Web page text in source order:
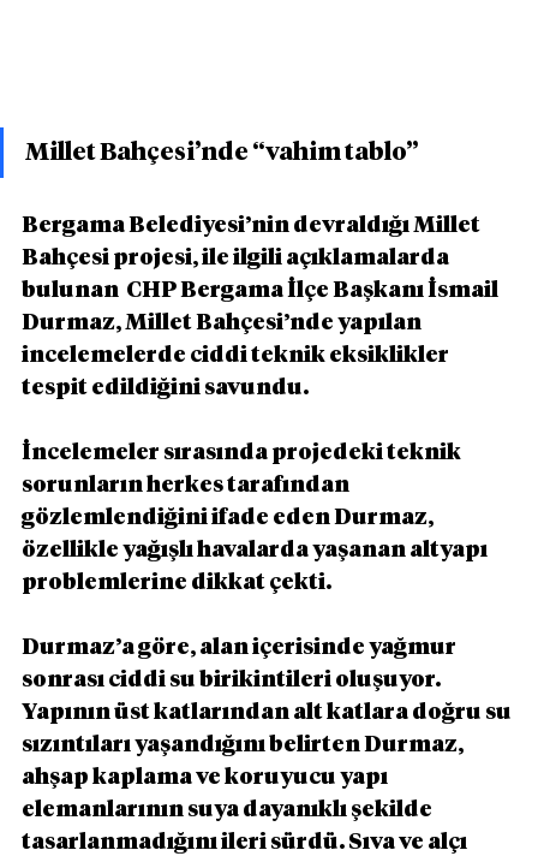
Millet Bahçesi’nde “vahim tablo”
Bergama Belediyesi’nin devraldığı Millet
Bahçesi projesi, ile ilgili açıklamalarda
bulunan  CHP Bergama İlçe Başkanı İsmail
Durmaz, Millet Bahçesi’nde yapılan
incelemelerde ciddi teknik eksiklikler
tespit edildiğini savundu.
İncelemeler sırasında projedeki teknik
sorunların herkes tarafından
gözlemlendiğini ifade eden Durmaz,
özellikle yağışlı havalarda yaşanan altyapı
problemlerine dikkat çekti.
Durmaz’a göre, alan içerisinde yağmur
sonrası ciddi su birikintileri oluşuyor.
Yapının üst katlarından alt katlara doğru su
sızıntıları yaşandığını belirten Durmaz,
ahşap kaplama ve koruyucu yapı
elemanlarının suya dayanıklı şekilde
tasarlanmadığını ileri sürdü. Sıva ve alçı